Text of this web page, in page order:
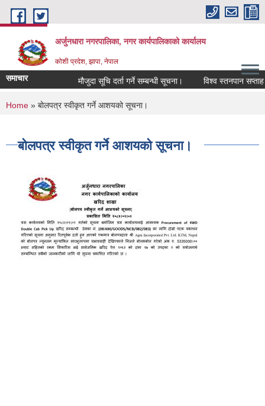
Skip to main content
अर्जुनधारा नगरपालिका, नगर कार्यपालिकाको कार्यालय
कोशी प्रदेश, झापा, नेपाल
समाचार मौजुदा सूचि दर्ता गर्ने सम्बन्धी सूचना। विश्व स्तनपान सप्ताह
You are here
Home » बोलपत्र स्वीकृत गर्ने आशयको सूचना।
बोलपत्र स्वीकृत गर्ने आशयको सूचना।